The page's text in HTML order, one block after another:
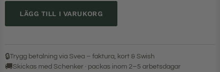
LÄGG TILL I VARUKORG
🔒Trygg betalning via Svea – faktura, kort & Swish
🚚Skickas med Schenker · packas inom 2–5 arbetsdagar